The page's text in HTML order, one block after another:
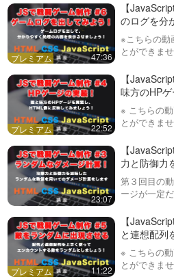
◯以下追加機能
・プレイヤーと敵のHP
になったらゲージをオレ
下になったら赤くする。
・敵を倒した時に、お金
を常にどこかに表示する。
・お金をもらえるように
もらえるお金を変更する
・敵を倒した時に、経験
する。これも敵ごとにも
る。その経験値も常にど
47:36
【
のログを分
よう！
※こちらの動
とができま
です。
22:52
【
味方のHP
ニメーシ
※ こちらの
とができま
です。
23:07
【
力と防御力
範囲数値で
す！
第３回目の
ージが一定
めてみるこ
方に攻撃力
11:22
【
と連想配列
ムに表示す
※ こちらの
とができま